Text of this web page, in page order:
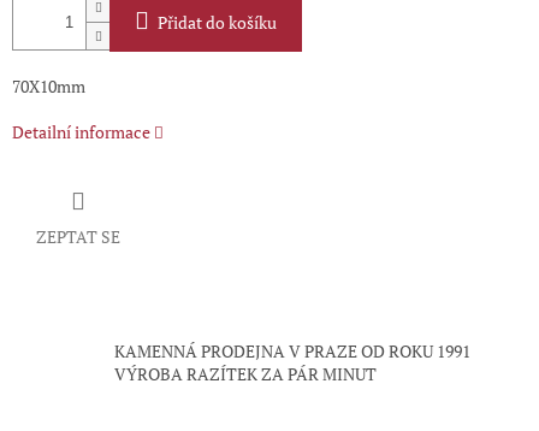
Přidat do košíku
70X10mm
Detailní informace
ZEPTAT SE
KAMENNÁ PRODEJNA V PRAZE OD ROKU 1991
VÝROBA RAZÍTEK ZA PÁR MINUT